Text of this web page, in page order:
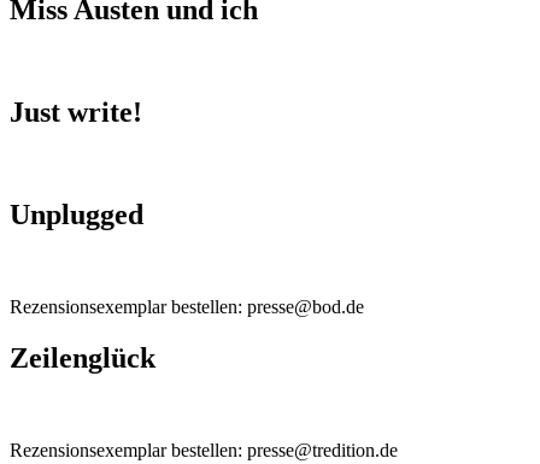
Miss Austen und ich
Just write!
Unplugged
Rezensionsexemplar bestellen: presse@bod.de
Zeilenglück
Rezensionsexemplar bestellen: presse@tredition.de